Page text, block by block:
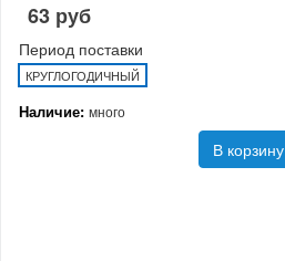
63 руб
Период поставки
КРУГЛОГОДИЧНЫЙ
Наличие: много
В корзину